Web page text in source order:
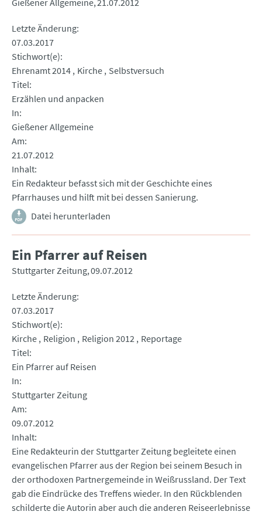
Gießener Allgemeine 21.07.2012
Letzte Änderung
07.03.2017
Stichwort(e)
Ehrenamt 2014 Kirche Selbstversuch
Titel
Erzählen und anpacken
In
Gießener Allgemeine
Am
21.07.2012
Inhalt
Ein Redakteur befasst sich mit der Geschichte eines
Pfarrhauses und hilft mit bei dessen Sanierung.
Datei herunterladen
Ein Pfarrer auf Reisen
Stuttgarter Zeitung 09.07.2012
Letzte Änderung
07.03.2017
Stichwort(e)
Kirche Religion Religion 2012 Reportage
Titel
Ein Pfarrer auf Reisen
In
Stuttgarter Zeitung
Am
09.07.2012
Inhalt
Eine Redakteurin der Stuttgarter Zeitung begleitete einen
evangelischen Pfarrer aus der Region bei seinem Besuch in
der orthodoxen Partnergemeinde in Weißrussland. Der Text
gab die Eindrücke des Treffens wieder. In den Rückblenden
schilderte die Autorin aber auch die anderen Reiseerlebnisse